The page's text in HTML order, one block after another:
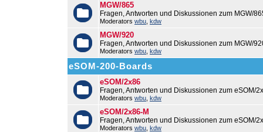
MGW/865
Fragen, Antworten und Diskussionen zum MGW/
Moderators wbu kdw
MGW/920
Fragen, Antworten und Diskussionen zum MGW/
Moderators wbu kdw
eSOM-200-Boards
eSOM/2x86
Fragen, Antworten und Diskussionen zum eSOM/
Moderators wbu kdw
eSOM/2x86-M
Fragen, Antworten und Diskussionen zum eSOM/
Moderators wbu kdw